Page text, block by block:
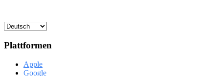
Plattformen
Apple
Google